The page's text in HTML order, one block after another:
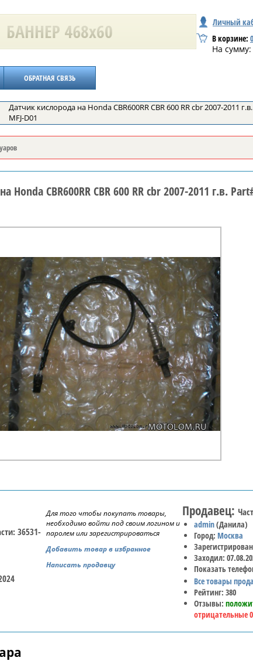
Личный
В корзине: 0
На сумму:
ОБРАТНАЯ СВЯЗЬ
Датчик кислорода на Honda CBR600RR CBR 600 RR cbr 2007-2011
MFJ-D01
Honda CBR600RR CBR 600 RR cbr 2007-2011 г.в.
36531-
Для того чтобы покупать товары,
необходимо войти под своим логином и
паролем или зарегистрироваться
Добавить товар в избранное
Написать продавцу
Продавец:
admin(Данила)
Город: Москва
Заходил:
Показать
Все товары
Рейтинг: 380
Отзывы:
отрицательные 0